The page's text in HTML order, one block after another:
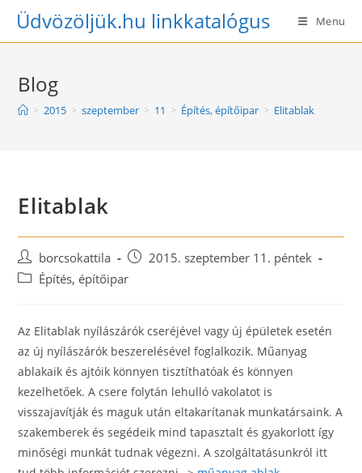
SkipÜdvözöljük.hu linkkatalógus Menu
Blog
> 2015 > szeptember > 11 > Építés, építőipar > Elitablak
Elitablak
Post
author:
borcsokattila
Post
published:
2015. szeptember 11. péntek
PostÉpítés, építőipar
Az Elitablak nyílászárók cseréjével vagy új épületek esetén
az új nyílászárók beszerelésével foglalkozik. Műanyag
ablakaik és ajtóik könnyen tisztíthatóak és könnyen
kezelhetőek. A csere folytán lehulló vakolatot is
visszajavítják és maguk után eltakarítanak munkatársaink. A
szakemberek és segédeik mind tapasztalt és gyakorlott így
minőségi munkát tudnak végezni. A szolgáltatásunkról itt